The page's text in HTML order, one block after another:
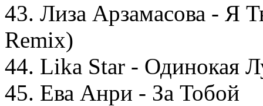
43. Лиза Арзамасова - Я
Remix)
44. Lika Star - Одинокая
45. Ева Анри - За Тобой